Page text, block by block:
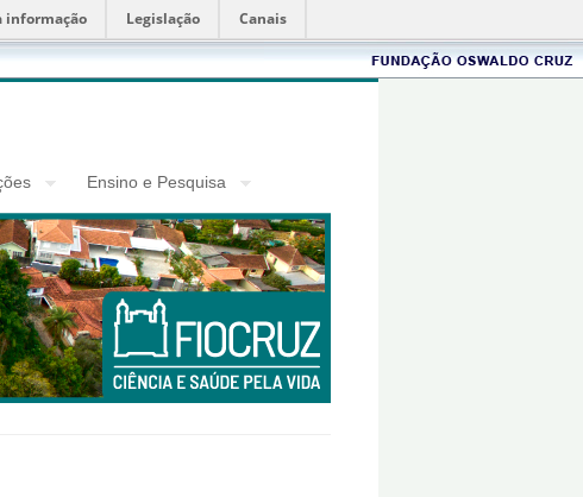
informação Legislação Canais
Fiocruz
Ensino e Pesquisa